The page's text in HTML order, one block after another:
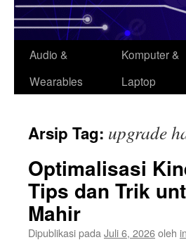
Audio &
Wearables
Komputer &
Laptop
Arsip Tag: upgrade
Optimalisasi
Tips dan Trik
Mahir
Dipublikasi pada Juli 6, 2026oleh